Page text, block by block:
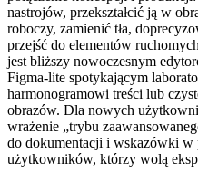
nastrojów, przekształcić ją w
roboczy, zamienić tła,
przejść do elementów
jest bliższy nowoczesnym
Figma-lite spotykającym
harmonogramowi treści lub
obrazów. Dla nowych
wrażenie „trybu
do dokumentacji i wskazówki
użytkowników, którzy wolą